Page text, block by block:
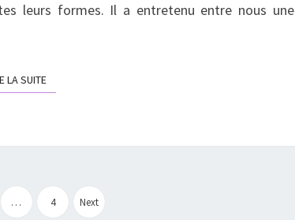
leurs formes. Il a entretenu entre nous une
LA SUITELIRE LA SUITE
Pagination
… 4 Next